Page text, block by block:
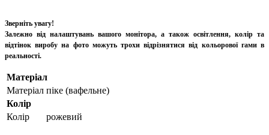
Зверніть увагу!
Залежно від налаштувань вашого монітора, а також освітлення, колір та
відтінок виробу на фото можуть трохи відрізнятися від кольорової гами в
реальності.
Матеріал
Матеріал піке (вафельне)
Колір
Колір
рожевий